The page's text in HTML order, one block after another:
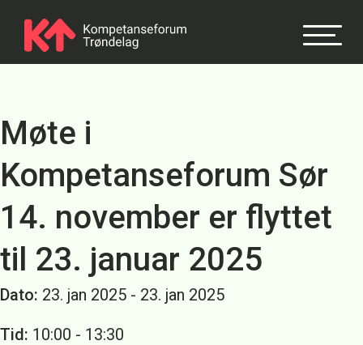
Møte i
Kompetanseforum Sør
14. november er flyttet
til 23. januar 2025
Dato: 23. jan 2025 - 23. jan 2025
Tid: 10:00 - 13:30